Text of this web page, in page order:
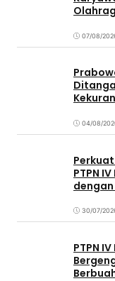
07/08/
04/08/
PTPN
30/07/
PTPN